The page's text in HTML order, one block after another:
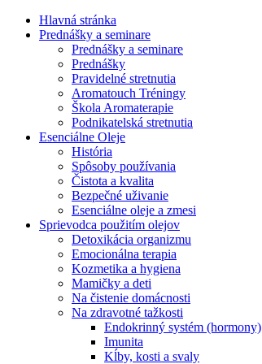
Hlavná stránka
Prednášky a seminare
Prednášky a seminare
Prednášky
Pravidelné stretnutia
Aromatouch Tréningy
Škola Aromaterapie
Podnikatelská stretnutia
Esenciálne Oleje
História
Spôsoby používania
Čistota a kvalita
Bezpečné uživanie
Esenciálne oleje a zmesi
Sprievodca použitím olejov
Detoxikácia organizmu
Emocionálna terapia
Kozmetika a hygiena
Mamičky a deti
Na čistenie domácnosti
Na zdravotné tažkosti
Endokrinný systém (hormony)
Imunita
Kĺby, kosti a svaly